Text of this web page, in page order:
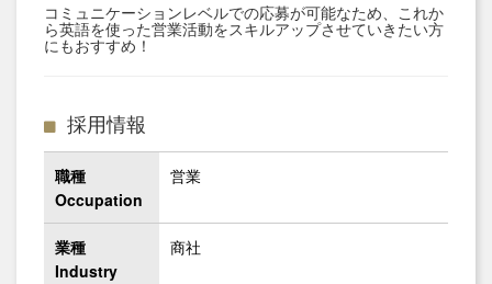
コミュニケーションレベルでの応募が可能なため、これか
ら英語を使った営業活動をスキルアップさせていきたい方
にもおすすめ！
採用情報
職種
Occupation
営業
業種
Industry
商社